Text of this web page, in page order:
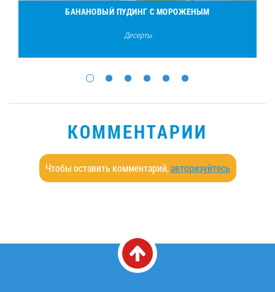
БАНАНОВЫЙ ПУДИНГ С МОРОЖЕНЫМ
Десерты
КОММЕНТАРИИ
Чтобы оставить комментарий,авторизуйтесь